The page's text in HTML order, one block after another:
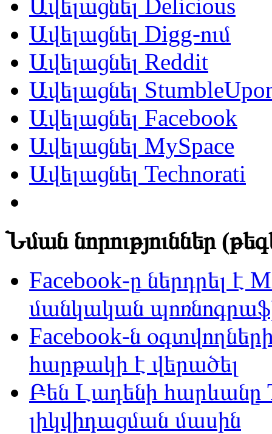
Ավելացնել Delicious
Ավելացնել Digg-ում
Ավելացնել Reddit
Ավելացնել
Ավելացնել Facebook
Ավելացնել MySpace
Ավելացնել Technorati
Նման նորություններ
Facebook-ը ներդրել է
մանկական
Facebook-ն
հարթակի է վերածել
Բեն Լադենի հարևանը
լիկվիդացման մասին